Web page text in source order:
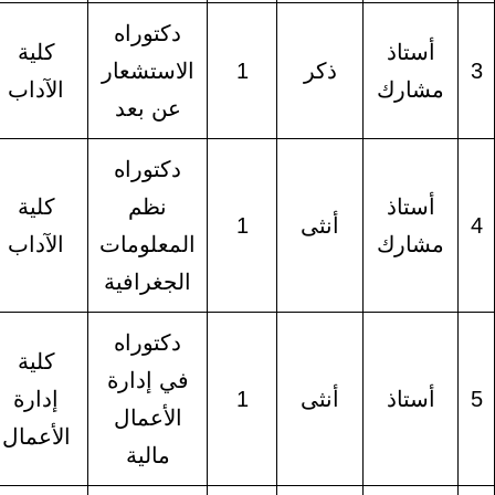
دكتوراه
الاستشعار
عن بعد
الآداب
1
دكتوراه
المعلومات
الجغرافية
الآداب
أستاذ أنثى 1
دكتوراه
في إدارة
الأعمال
الأعمال